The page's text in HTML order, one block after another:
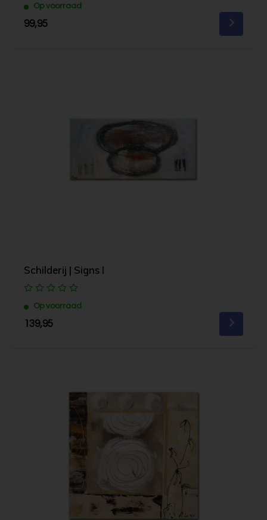
Op voorraad
99,95
Schilderij | Signs I
Op voorraad
139,95